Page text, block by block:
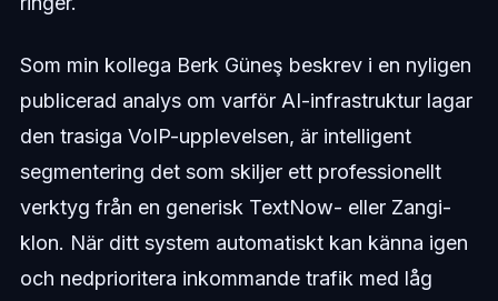
Som min kollega Berk Güneş beskrev i en nyligen
publicerad analys om varför AI-infrastruktur lagar
den trasiga VoIP-upplevelsen, är intelligent
segmentering det som skiljer ett professionellt
verktyg från en generisk TextNow- eller Zangi-
klon. När ditt system automatiskt kan känna igen
och nedprioritera inkommande trafik med låg